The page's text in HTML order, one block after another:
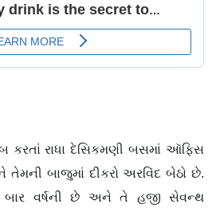
કરતાં રાધા દેસિકમણી બસમાં ઑફિસ
બાજુમાં દીકરો અરવિંદ બેઠો છે.
બાર વર્ષની છે અને તે હજી સેવન્થ